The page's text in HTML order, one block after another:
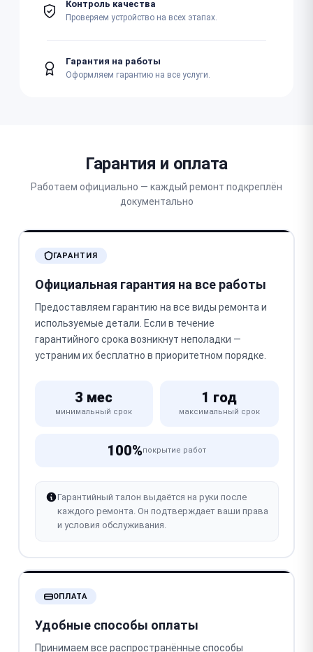
Контроль качества
Проверяем устройство на всех этапах.
Гарантия на работы
Оформляем гарантию на все услуги.
Гарантия и оплата
Работаем официально — каждый ремонт подкреплён
документально
ГАРАНТИЯ
Официальная гарантия на все работы
Предоставляем гарантию на все виды ремонта и
используемые детали. Если в течение
гарантийного срока возникнут неполадки —
устраним их бесплатно в приоритетном порядке.
3 мес
минимальный срок
1 год
максимальный срок
100%покрытие работ
Гарантийный талон выдаётся на руки после
каждого ремонта. Он подтверждает ваши права
и условия обслуживания.
ОПЛАТА
Удобные способы оплаты
Принимаем все распространённые способы